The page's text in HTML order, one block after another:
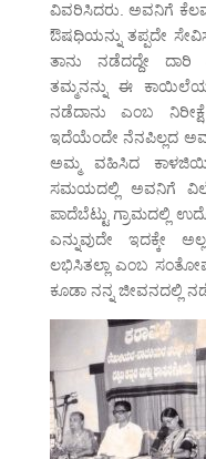
ವಿವರಿಸಿದರು. ಅವನಿಗೆ
ಔಷಧಿಯನ್ನು ತಪ್ಪದೇ
ತಾನು ನಡೆದದ್ದೇ ದಾರಿ
ತಮ್ಮನನ್ನು ಈ
ನಡೆದಾನು ಎಂಬ
ಇದೆಯೆಂದೇ ನೆನಪಿಲ್ಲದ
ಅಮ್ಮ ವಹಿಸಿದ
ಸಮಯದಲ್ಲಿ ಅವನಿಗೆ
ಪಾದೆಬೆಟ್ಟು ಗ್ರಾಮದಲ್ಲಿ
ಎನ್ನುವುದೇ ಇದಕ್ಕೇ
ಲಭಿಸಿತಲ್ಲಾ ಎಂಬ
ಕೂಡಾ ನನ್ನ ಜೀವನದಲ್ಲಿ